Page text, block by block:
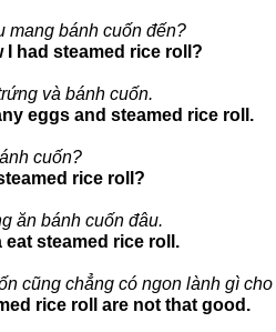
mang bánh cuốn đến?
I had steamed rice roll?
và bánh cuốn.
eggs and steamed rice roll.
cuốn?
rice roll?
ăn bánh cuốn đâu.
steamed rice roll.
cũng chẳng có ngon lành gì cho
rice roll are not that good.